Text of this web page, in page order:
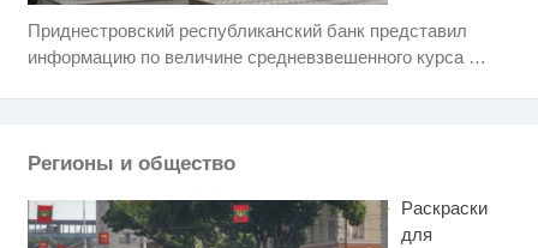
Приднестровский республиканский банк представил
информацию по величине средневзвешенного курса …
Регионы и общество
Раскраски
для
i
Скрытая камера на пляже
когда их не видят...
Ролик длится несколько секунд,
Смолов призвал российских